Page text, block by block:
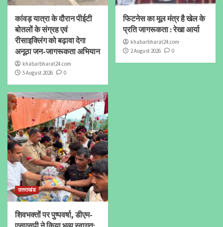
कांवड़ यात्रा के दौरान पीईटी
बोतलों के संग्रह एवं
रीसाइक्लिंग को बढ़ावा देगा
अनूठा जन-जागरूकता अभियान
khabarbharat24.com
5 August 2026
0
फिटनेस का मूल मंत्र है खेल के
प्रति जागरूकता : रेखा आर्या
khabarbharat24.com
2 August 2026
0
उत्तराखंड
शिवभक्तों पर पुष्पवर्षा, डीएम-